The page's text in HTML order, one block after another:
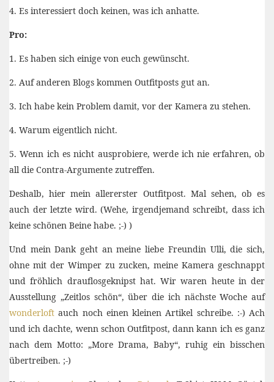
4. Es interessiert doch keinen, was ich anhatte.
Pro:
1. Es haben sich einige von euch gewünscht.
2. Auf anderen Blogs kommen Outfitposts gut an.
3. Ich habe kein Problem damit, vor der Kamera zu stehen.
4. Warum eigentlich nicht.
5. Wenn ich es nicht ausprobiere, werde ich nie erfahren, ob
all die Contra-Argumente zutreffen.
Deshalb, hier mein allererster Outfitpost. Mal sehen, ob es
auch der letzte wird. (Wehe, irgendjemand schreibt, dass ich
keine schönen Beine habe. ;-) )
Und mein Dank geht an meine liebe Freundin Ulli, die sich,
ohne mit der Wimper zu zucken, meine Kamera geschnappt
und fröhlich drauflosgeknipst hat. Wir waren heute in der
Ausstellung „Zeitlos schön“, über die ich nächste Woche auf
wonderloft auch noch einen kleinen Artikel schreibe. :-) Ach
und ich dachte, wenn schon Outfitpost, dann kann ich es ganz
nach dem Motto: „More Drama, Baby“, ruhig ein bisschen
übertreiben. ;-)